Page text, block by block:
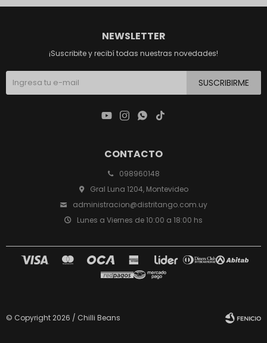
CONTACTO
098960148
Gral Luna 1204, Montevideo
administracion@distritango.com.uy
Lunes a Viernes de 10:00 a 18:00 hs
NEWSLETTER
¡Suscribite y recibí todas nuestras novedades!
SUSCRIBIRME
   
© Copyright 2026 / Chilli Beans